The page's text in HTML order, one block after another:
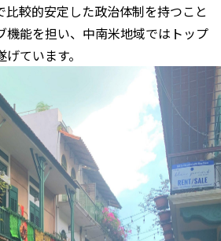
比較的安定した政治体制を持つこと
機能を担い、中南米地域ではトップ
ています。